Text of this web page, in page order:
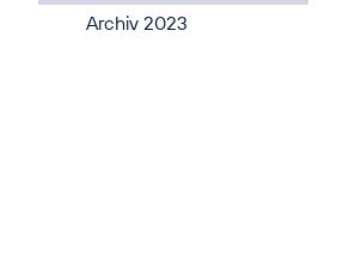
Archiv 2023